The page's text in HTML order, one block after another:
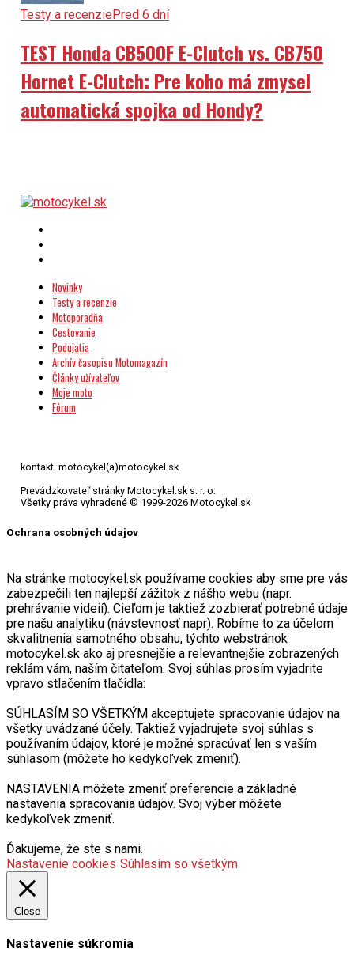
Testy a recenziePred 6 dní
TEST Honda CB500F E-Clutch vs. CB750
Hornet E-Clutch: Pre koho má zmysel
automatická spojka od Hondy?
Novinky
Testy a recenzie
Motoporadňa
Cestovanie
Podujatia
Archív časopisu Motomagazín
Články užívateľov
Moje moto
Fórum
kontakt: motocykel(a)motocykel.sk
Prevádzkovateľ stránky Motocykel.sk s. r. o.
Všetky práva vyhradené © 1999-2026 Motocykel.sk
Ochrana osobných údajov
Na stránke motocykel.sk používame cookies aby sme pre vás
zabezpečili ten najlepší zážitok z nášho webu (napr.
prehrávanie videií). Cieľom je taktiež zozbierať potrebné údaje
pre našu analytiku (návstevnosť napr). Robíme to za účelom
skvalitnenia samotného obsahu, týchto webstránok
motocykel.sk ako aj presnejšie a relevantnejšie zobrazených
reklám vám, naším čitateľom. Svoj súhlas prosím vyjadrite
vpravo stlačením tlačidla:
SÚHLASÍM SO VŠETKÝM akceptujete spracovanie údajov na
všetky uvádzané účely. Taktiež vyjadrujete svoj súhlas s
používaním údajov, ktoré je možné spracúvať len s vaším
súhlasom (môžete ho kedykoľvek zmeniť).
NASTAVENIA môžete zmeniť preferencie a základné
nastavenia spracovania údajov. Svoj výber môžete
kedykoľvek zmeniť.
Ďakujeme, že ste s nami.
Nastavenie cookies Súhlasím so všetkým
Close
Nastavenie súkromia